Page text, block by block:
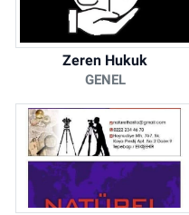
Zeren Hukuk
GENEL